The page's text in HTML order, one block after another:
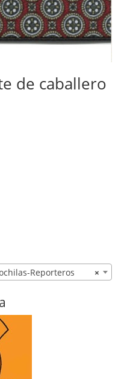
de caballero
×
Reporteros